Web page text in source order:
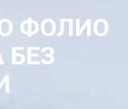
ФОЛИО
БЕЗ